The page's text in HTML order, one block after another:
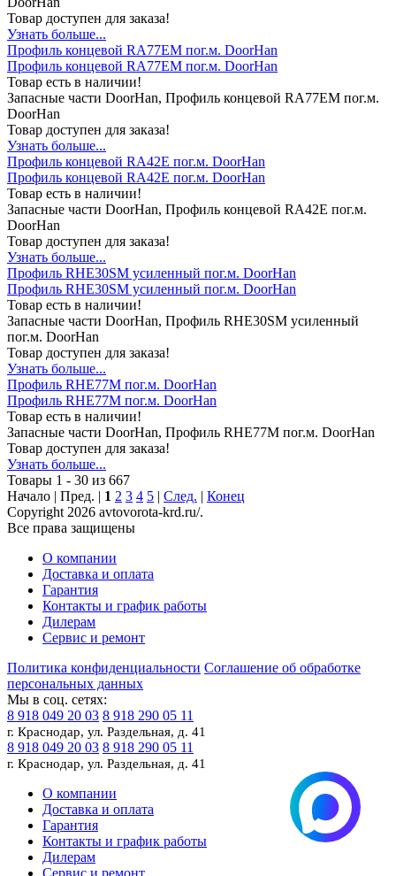
Товар доступен для заказа!
Узнать больше...
Профиль концевой RA77EM пог.м. DoorHan
Профиль концевой RA77EM пог.м. DoorHan
Товар есть в наличии!
Запасные части DoorHan, Профиль концевой RA77EM пог.м.
DoorHan
Товар доступен для заказа!
Узнать больше...
Профиль концевой RA42E пог.м. DoorHan
Профиль концевой RA42E пог.м. DoorHan
Товар есть в наличии!
Запасные части DoorHan, Профиль концевой RA42E пог.м.
DoorHan
Товар доступен для заказа!
Узнать больше...
Профиль RHE30SM усиленный пог.м. DoorHan
Профиль RHE30SM усиленный пог.м. DoorHan
Товар есть в наличии!
Запасные части DoorHan, Профиль RHE30SM усиленный
пог.м. DoorHan
Товар доступен для заказа!
Узнать больше...
Профиль RHE77M пог.м. DoorHan
Профиль RHE77M пог.м. DoorHan
Товар есть в наличии!
Запасные части DoorHan, Профиль RHE77M пог.м. DoorHan
Товар доступен для заказа!
Узнать больше...
Товары 1 - 30 из 667
Начало | Пред. | 1 2 3 4 5 | След. | Конец
Copyright 2026 avtovorota-krd.ru/.
Все права защищены
О компании
Доставка и оплата
Гарантия
Контакты и график работы
Дилерам
Сервис и ремонт
Политика конфиденциальности Соглашение об обработке
персональных данных
Мы в соц. сетях:
8 918 049 20 03 8 918 290 05 11
г. Краснодар, ул. Раздельная, д. 41
8 918 049 20 03 8 918 290 05 11
г. Краснодар, ул. Раздельная, д. 41
О компании
Доставка и оплата
Гарантия
Контакты и график работы
Дилерам
Сервис и ремонт